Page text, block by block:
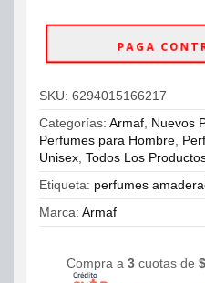
Parfum
Hombre
cantidad
PAGA
SKU: 6294015166217
Categorías: Armaf Nuevos
Perfumes para Hombre
Unisex Todos Los
Etiqueta: perfumes
Marca: Armaf
Compra a 3 cuotas de $